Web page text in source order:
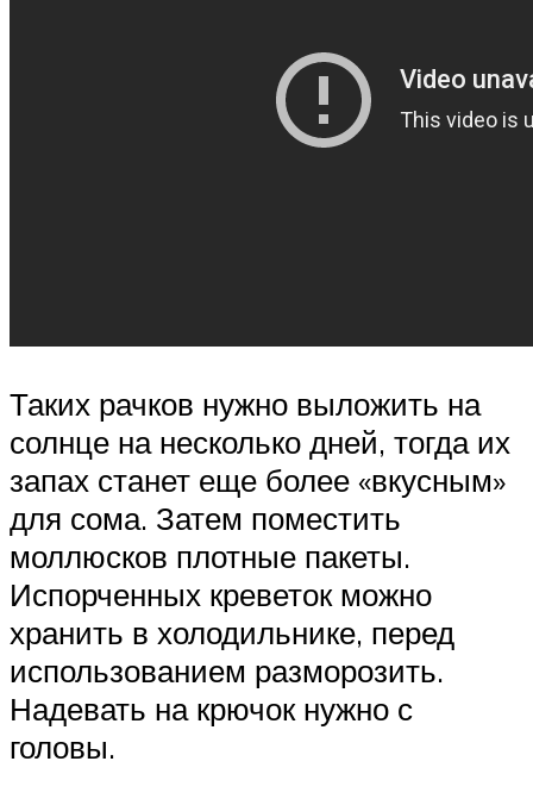
Таких рачков нужно выложить на
солнце на несколько дней, тогда их
запах станет еще более «вкусным»
для сома. Затем поместить
моллюсков плотные пакеты.
Испорченных креветок можно
хранить в холодильнике, перед
использованием разморозить.
Надевать на крючок нужно с
головы.